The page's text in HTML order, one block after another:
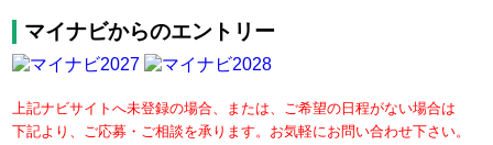
マイナビからのエントリー
上記ナビサイトへ未登録の場合、または、ご希望の日程がない場合は
下記より、ご応募・ご相談を承ります。お気軽にお問い合わせ下さい。